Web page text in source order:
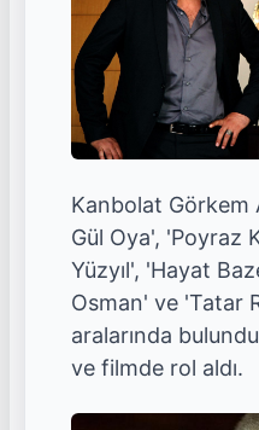
Kanbolat Görkem
Gül Oya', 'Poyraz
Yüzyıl', 'Hayat
Osman' ve 'Tatar
aralarında
ve filmde rol aldı.